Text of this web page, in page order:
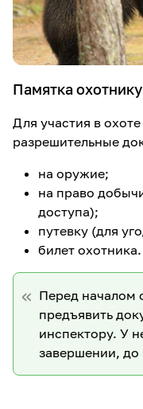
Памятка охотнику
Для участия в
разрешительные
на оружие;
на право
доступа);
путевку (для
билет охотника.
Перед началом
предъявить
инспектору. У
завершении, до